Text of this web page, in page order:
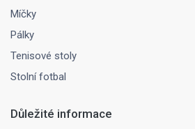
Míčky
Pálky
Tenisové stoly
Stolní fotbal
Důležité informace